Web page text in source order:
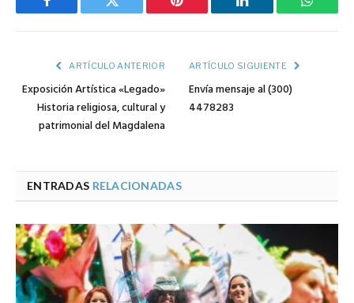
Facebook Twitter Pinterest LinkedIn
ARTÍCULO ANTERIOR
Exposición Artística «Legado»
Historia religiosa, cultural y
patrimonial del Magdalena
ARTÍCULO SIGUIENTE
Envía mensaje al (300)
4478283
ENTRADAS RELACIONADAS